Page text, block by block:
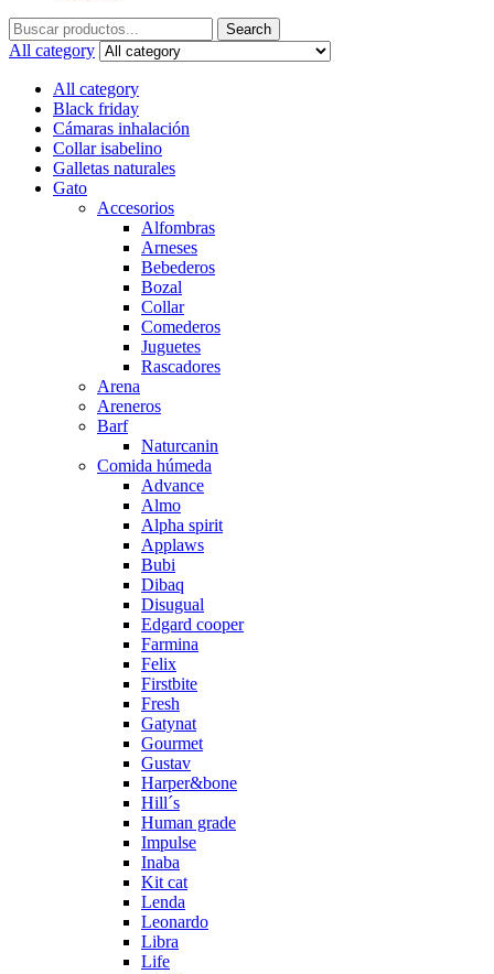
Search
for:
Search
All category
All category
Black friday
Cámaras inhalación
Collar isabelino
Galletas naturales
Gato
Accesorios
Alfombras
Arneses
Bebederos
Bozal
Collar
Comederos
Juguetes
Rascadores
Arena
Areneros
Barf
Naturcanin
Comida húmeda
Advance
Almo
Alpha spirit
Applaws
Bubi
Dibaq
Disugual
Edgard cooper
Farmina
Felix
Firstbite
Fresh
Gatynat
Gourmet
Gustav
Harper&bone
Hill´s
Human grade
Impulse
Inaba
Kit cat
Lenda
Leonardo
Libra
Life